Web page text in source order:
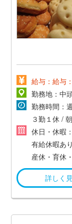
給与：給与
勤務地：中
勤務時間：
３勤１休 /
休日・休暇
有給休暇あり
産休・育休
詳しく